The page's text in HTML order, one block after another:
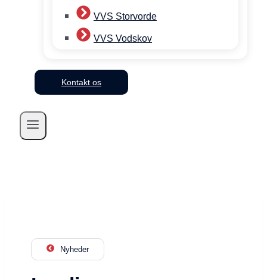
VVS Storvorde
VVS Vodskov
Kontakt os
Nyheder